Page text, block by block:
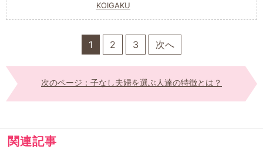
KOIGAKU
1 2 3 次へ
次のページ：子なし夫婦を選ぶ人達の特徴とは？
関連記事